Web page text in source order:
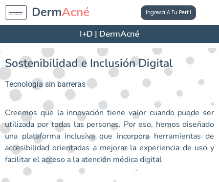
Ingresa A Tu Perfil
I+D | DermAcné
Sostenibilidad e Inclusión Digital
Tecnología sin barreras
Creemos que la innovación tiene valor cuando puede ser
utilizada por todas las personas. Por eso, hemos diseñado
una plataforma inclusiva que incorpora herramientas de
accesibilidad orientadas a mejorar la experiencia de uso y
facilitar el acceso a la atención médica digital